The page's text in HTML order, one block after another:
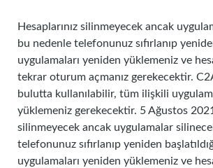
Hesaplarınız silinmeyecek ancak
bu nedenle telefonunuz sıfırlanıp
uygulamaları yeniden yüklemeniz ve
tekrar oturum açmanız gerekecektir.
bulutta kullanılabilir, tüm ilişkili
yüklemeniz gerekecektir. 5 Ağustos
silinmeyecek ancak uygulamalar
telefonunuz sıfırlanıp yeniden
uygulamaları yeniden yüklemeniz ve